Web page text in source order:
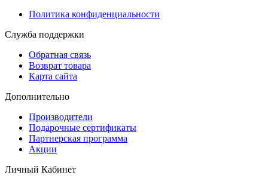
Политика конфиденциальности
Служба поддержки
Обратная связь
Возврат товара
Карта сайта
Дополнительно
Производители
Подарочные сертификаты
Партнерская программа
Акции
Личный Кабинет